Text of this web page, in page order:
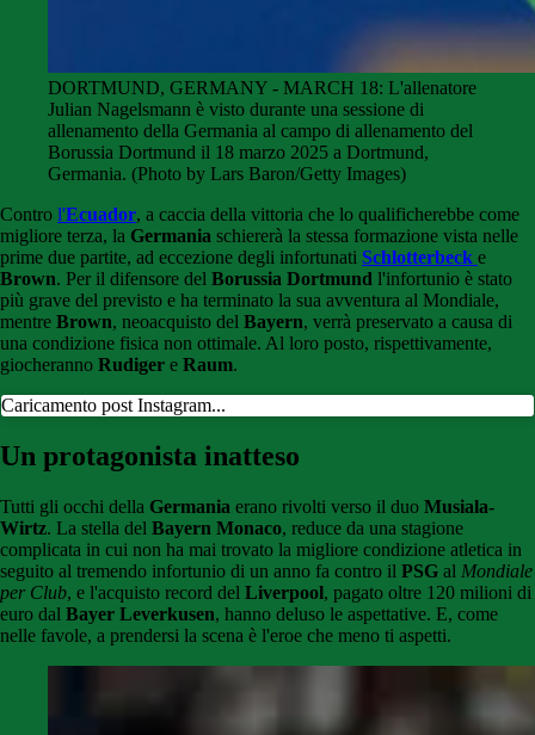
DORTMUND, GERMANY - MARCH 18: L'allenatore
Julian Nagelsmann è visto durante una sessione di
allenamento della Germania al campo di allenamento del
Borussia Dortmund il 18 marzo 2025 a Dortmund,
Germania. (Photo by Lars Baron/Getty Images)
Contro l'Ecuador, a caccia della vittoria che lo qualificherebbe come
migliore terza, la Germania schiererà la stessa formazione vista nelle
prime due partite, ad eccezione degli infortunati Schlotterbeck e
Brown. Per il difensore del Borussia Dortmund l'infortunio è stato
più grave del previsto e ha terminato la sua avventura al Mondiale,
mentre Brown, neoacquisto del Bayern, verrà preservato a causa di
una condizione fisica non ottimale. Al loro posto, rispettivamente,
giocheranno Rudiger e Raum.
Caricamento post Instagram...
Un protagonista inatteso
Tutti gli occhi della Germania erano rivolti verso il duo Musiala-
Wirtz. La stella del Bayern Monaco, reduce da una stagione
complicata in cui non ha mai trovato la migliore condizione atletica in
seguito al tremendo infortunio di un anno fa contro il PSG al Mondiale
per Club, e l'acquisto record del Liverpool, pagato oltre 120 milioni di
euro dal Bayer Leverkusen, hanno deluso le aspettative. E, come
nelle favole, a prendersi la scena è l'eroe che meno ti aspetti.